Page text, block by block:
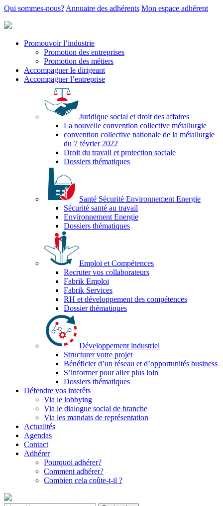
Qui sommes-nous? Annuaire des adhérents Mon espace adhérent
Promouvoir l’industrie
Promotion des entreprises
Promotion des métiers
Accompagner le dirigeant
Accompagner l’entreprise
Juridique social et droit des affaires
La nouvelle convention collective métallurgie
convention collective nationale de la métallurgie
du 7 février 2022
Droit du travail et protection sociale
Dossiers thématiques
Santé Sécurité Environnement Energie
Sécurité santé au travail
Environnement Energie
Dossiers thématiques
Emploi et Compétences
Recruter vos collaborateurs
Fabrik Emploi
Fabrik Services
RH et développement des compétences
Dossier thématiques
Développement industriel
Structurer votre projet
Bénéficier d’un réseau et d’opportunités business
S’informer pour aller plus loin
Dossiers thématiques
Défendre vos interêts
Via le lobbying
Via le dialogue social de branche
Via les mandats de représentation
Actualités
Agendas
Contact
Adhérer
Pourquoi adhérer?
Comment adhérer?
Combien cela coûte-t-il ?